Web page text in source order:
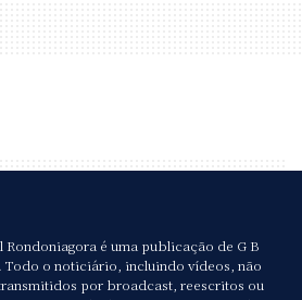
Rondoniagora é uma publicação de G B
Todo o noticiário, incluindo vídeos, não
por broadcast, reescritos ou